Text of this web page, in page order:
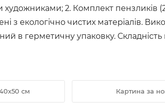
художниками; 2. Комплект пензликів
екологічно чистих матеріалів.
герметичну упаковку. Складність
см Картина за